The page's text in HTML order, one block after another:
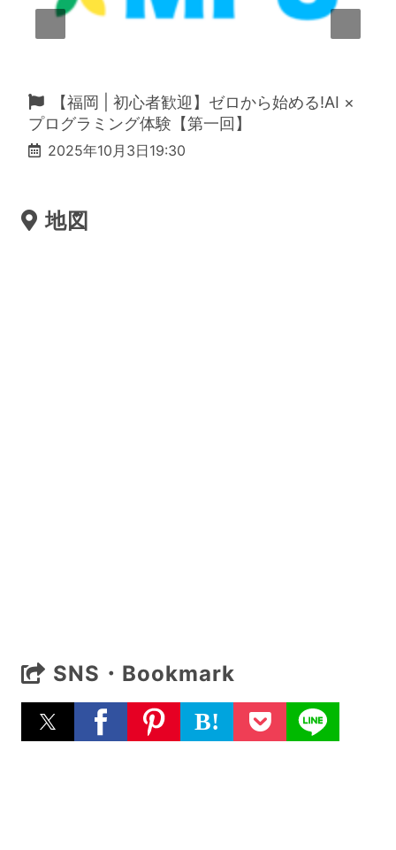
【福岡 | 初心者歓迎】ゼロから始める!AI ×
プログラミング体験【第一回】
2025年10月3日19:30
地図
SNS・Bookmark
B!